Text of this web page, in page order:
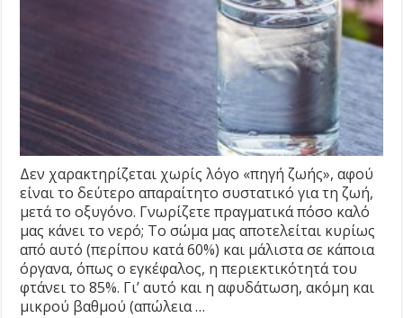
Δεν χαρακτηρίζεται χωρίς λόγο «πηγή ζωής», αφού
είναι το δεύτερο απαραίτητο συστατικό για τη ζωή,
μετά το οξυγόνο. Γνωρίζετε πραγματικά πόσο καλό
μας κάνει το νερό; Το σώμα μας αποτελείται κυρίως
από αυτό (περίπου κατά 60%) και μάλιστα σε κάποια
όργανα, όπως ο εγκέφαλος, η περιεκτικότητά του
φτάνει το 85%. Γι’ αυτό και η αφυδάτωση, ακόμη και
μικρού βαθμού (απώλεια …